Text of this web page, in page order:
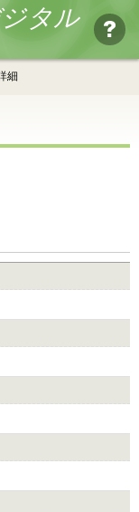
タル
細